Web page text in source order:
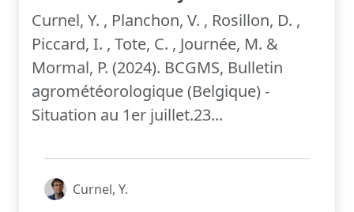
Curnel, Y. , Planchon, V. , Rosillon, D. ,
Piccard, I. , Tote, C. , Journée, M. &
Mormal, P. (2024). BCGMS, Bulletin
agrométéorologique (Belgique) -
Situation au 1er juillet.23...
Curnel, Y.